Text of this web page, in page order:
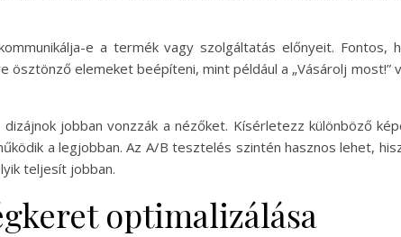
e a termék vagy szolgáltatás előnyeit. Fontos,
elemeket beépíteni, mint például a „Vásárolj most!”
jobban vonzzák a nézőket. Kísérletezz különböző
a legjobban. Az A/B tesztelés szintén hasznos lehet,
teljesít jobban.
optimalizálása